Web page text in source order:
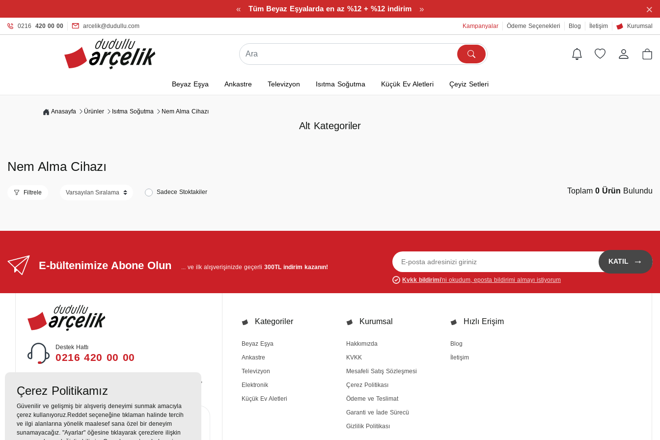
« Tüm Beyaz Eşyalarda en az %12 + %12 indirim » ×
0216 420 00 00 arcelik@dudullu.com Kampanyalar Ödeme Seçenekleri Blog İletişim Kurumsal
Beyaz Eşya Ankastre Televizyon Isıtma Soğutma Küçük Ev Aletleri Çeyiz Setleri
Anasayfa Ürünler Isıtma Soğutma Nem Alma Cihazı
Alt Kategoriler
Nem Alma Cihazı
Filtrele Sadece Stoktakiler Toplam 0 Ürün Bulundu
E-bültenimize Abone Olun ... ve ilk alışverişinizde geçerli 300TL indirim kazanın!
KATIL →
Kvkk bildirimi'ni okudum, eposta bildirimi almayı istiyorum
Destek Hattı
0216 420 00 00
Yukarı Dudullu, Alemdağ Cd No: 806, 34760 Dudullu, Ümraniye,
İstanbul
Kategoriler
Beyaz Eşya
Ankastre
Televizyon
Elektronik
Küçük Ev Aletleri
Kurumsal
Hakkımızda
KVKK
Mesafeli Satış Sözleşmesi
Çerez Politikası
Ödeme ve Teslimat
Garanti ve İade Sürecü
Gizlilik Politikası
Hızlı Erişim
Blog
İletişim
Çerez Politikamız
Güvenilir ve gelişmiş bir alışveriş deneyimi sunmak amacıyla
çerez kullanıyoruz.Reddet seçeneğine tıklaman halinde tercih
ve ilgi alanlarına yönelik maalesef sana özel bir deneyim
sunamayacağız. "Ayarlar" öğesine tıklayarak çerezlere ilişkin